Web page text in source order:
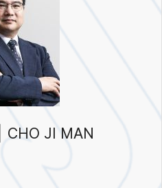
CHO JI MAN